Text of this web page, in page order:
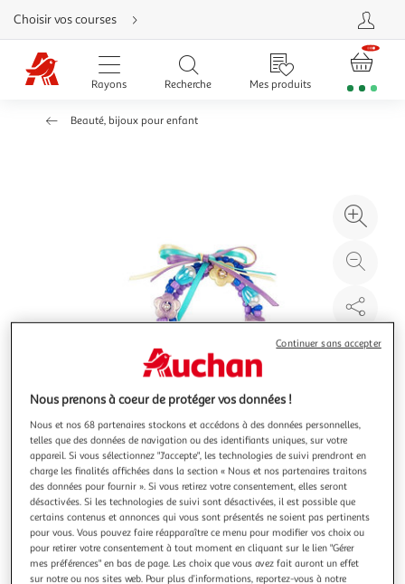
Aller
directement
au
contenu
Aller
directement
Aller
Choisir vos courses
Rayons Recherche Mes produits
Beauté, bijoux pour enfant
100
%
le
SOUZA
Bracelet Alyna fleur bleu
Ce bracelet Alyna aux perles bleues et fleurs colorées est
l'accessoire parfait pour les petites princesses. Facile à
enfiler, il ajoute une touche de féérie à toutes les tenues.
En savoir +
Nous prenons à coeur de protéger vos données !
Nous et nos 68 partenaires stockons et accédons à des données personnelles,
telles que des données de navigation ou des identifiants uniques, sur votre
appareil. Si vous sélectionnez "J'accepte", les technologies de suivi prendront en
charge les finalités affichées dans la section « Nous et nos partenaires traitons
des données pour fournir ». Si vous retirez votre consentement, elles seront
désactivées. Si les technologies de suivi sont désactivées, il est possible que
certains contenus et annonces qui vous sont présentés ne soient pas pertinents
pour vous. Vous pouvez faire réapparaître ce menu pour modifier vos choix ou
pour retirer votre consentement à tout moment en cliquant sur le lien "Gérer
mes préférences" en bas de page. Les choix que vous avez fait auront un effet
sur notre ou nos sites web. Pour plus d’informations, reportez-vous à notre
Continuer sans accepter